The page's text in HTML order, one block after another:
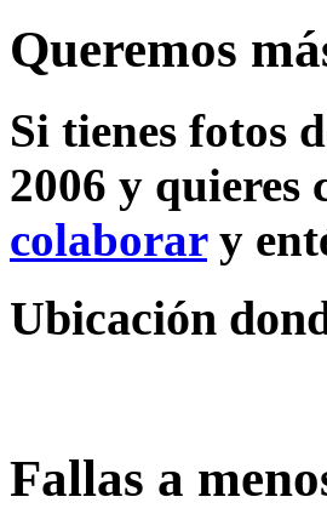
Queremos
Si tienes fotos
2006 y quieres
colaborary
Ubicación
Fallas a